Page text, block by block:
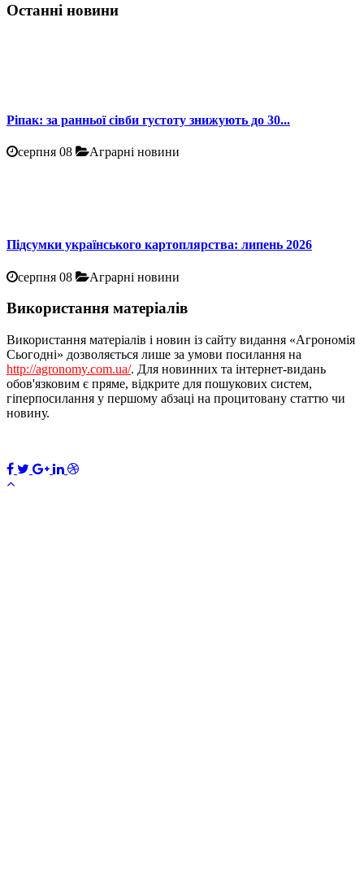
Останні новини
Ріпак: за ранньої сівби густоту знижують до 30...
серпня 08 Аграрні новини
Підсумки українського картоплярства: липень 2026
серпня 08 Аграрні новини
Використання матеріалів
Використання матеріалів і новин із сайту видання «Агрономія
Сьогодні» дозволяється лише за умови посилання на
http://agronomy.com.ua/. Для новинних та інтернет-видань
обов'язковим є пряме, відкрите для пошукових систем,
гіперпосилання у першому абзаці на процитовану статтю чи
новину.